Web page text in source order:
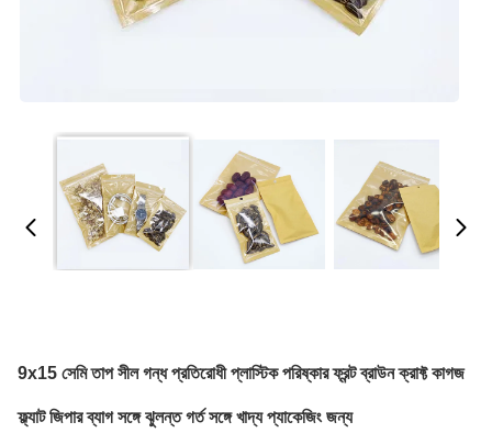
9x15 সেমি তাপ সীল গন্ধ প্রতিরোধী প্লাস্টিক পরিষ্কার ফ্রন্ট ব্রাউন ক্রাফ্ট কাগজ
ফ্ল্যাট জিপার ব্যাগ সঙ্গে ঝুলন্ত গর্ত সঙ্গে খাদ্য প্যাকেজিং জন্য